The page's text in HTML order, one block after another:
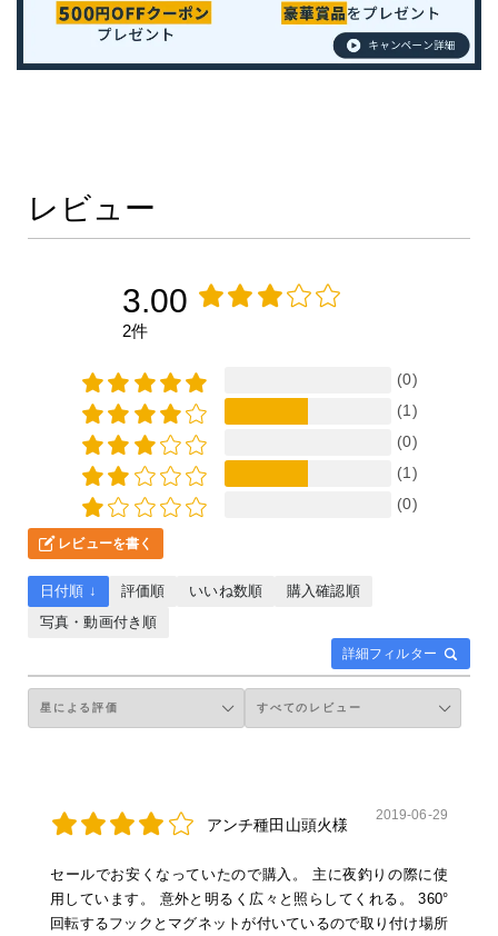
レビュー
3.00
2件
(0)
(1)
(0)
(1)
(0)
レビューを書く
詳細フィルター
日付順 ↓ 評価順 いいね数順
購入確認順
写真・動画付き順
アンチ種田山頭火様
2019-06-29
セールでお安くなっていたので購入。 主に夜釣りの際に使
用しています。 意外と明るく広々と照らしてくれる。 360°
回転するフックとマグネットが付いているので取り付け場所